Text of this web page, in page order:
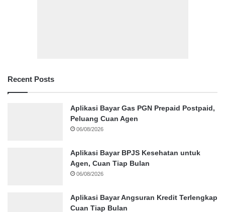
Recent Posts
Aplikasi Bayar Gas PGN Prepaid Postpaid,
Peluang Cuan Agen
06/08/2026
Aplikasi Bayar BPJS Kesehatan untuk
Agen, Cuan Tiap Bulan
06/08/2026
Aplikasi Bayar Angsuran Kredit Terlengkap
Cuan Tiap Bulan